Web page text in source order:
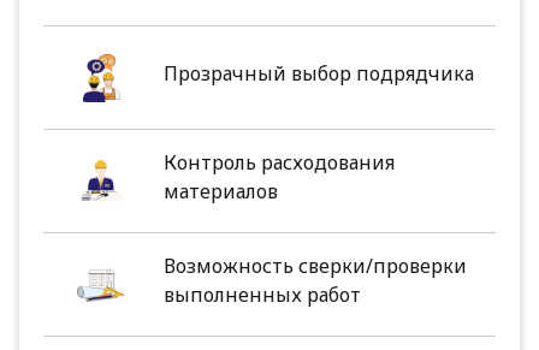
Прозрачный выбор подрядчика
Контроль расходования
материалов
Возможность сверки/проверки
выполненных работ